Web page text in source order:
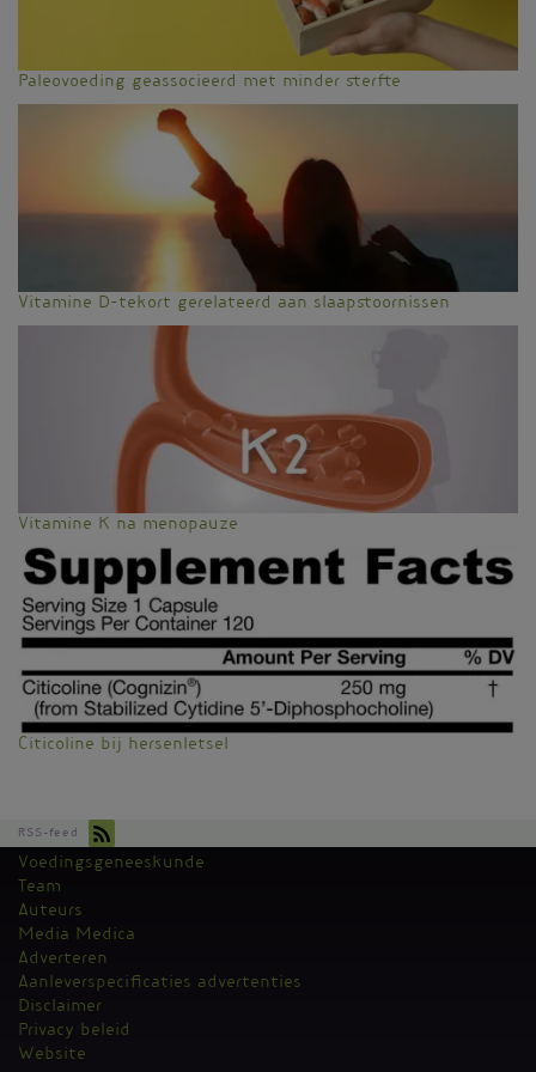
Paleovoeding geassocieerd met minder sterfte
Vitamine D-tekort gerelateerd aan slaapstoornissen
Vitamine K na menopauze
Citicoline bij hersenletsel
RSS-feed
Kantoormenu
Voedingsgeneeskunde
Team
Auteurs
Media Medica
Adverteren
Aanleverspecificaties advertenties
Disclaimer
Privacy beleid
Website